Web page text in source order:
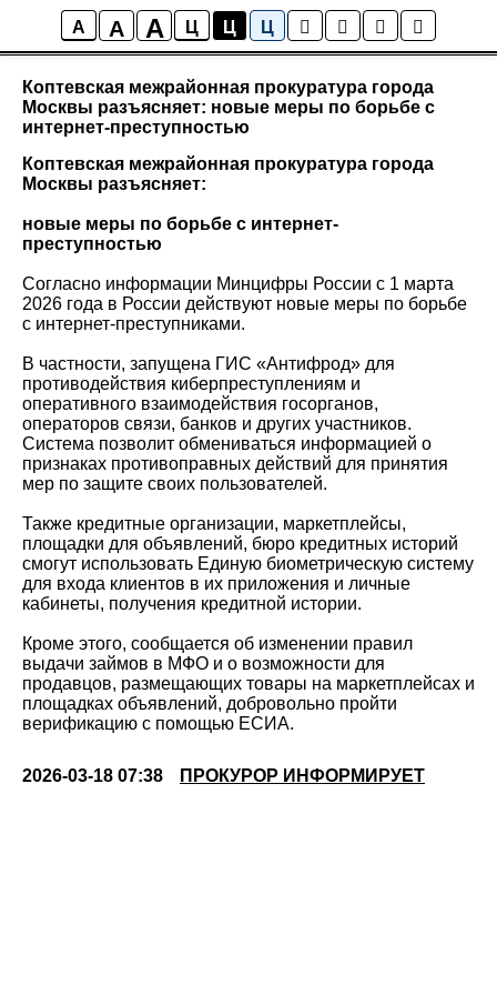
A A A Ц Ц Ц
Новости района Коптево
Коптевская межрайонная прокуратура города
Москвы разъясняет: новые меры по борьбе с
интернет-преступностью
Коптевская межрайонная прокуратура города
Москвы разъясняет:
новые меры по борьбе с интернет-
преступностью
Согласно информации Минцифры России с 1 марта
2026 года в России действуют новые меры по борьбе
с интернет-преступниками.
В частности, запущена ГИС «Антифрод» для
противодействия киберпреступлениям и
оперативного взаимодействия госорганов,
операторов связи, банков и других участников.
Система позволит обмениваться информацией о
признаках противоправных действий для принятия
мер по защите своих пользователей.
Также кредитные организации, маркетплейсы,
площадки для объявлений, бюро кредитных историй
смогут использовать Единую биометрическую систему
для входа клиентов в их приложения и личные
кабинеты, получения кредитной истории.
Кроме этого, сообщается об изменении правил
выдачи займов в МФО и о возможности для
продавцов, размещающих товары на маркетплейсах и
площадках объявлений, добровольно пройти
верификацию с помощью ЕСИА.
2026-03-18 07:38 ПРОКУРОР ИНФОРМИРУЕТ